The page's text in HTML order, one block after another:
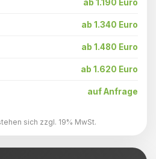
ab 1.190 Euro
ab 1.340 Euro
ab 1.480 Euro
ab 1.620 Euro
auf Anfrage
sich zzgl. 19% MwSt.